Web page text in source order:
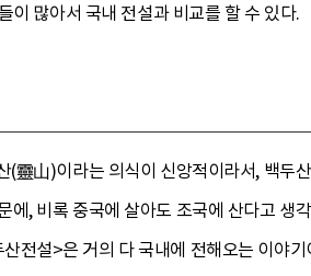
이 많아서 국내 전설과 비교를 할 수 있다.
(靈山)이라는 의식이 신앙적이라서, 백두
, 비록 중국에 살아도 조국에 산다고 생
전설>은 거의 다 국내에 전해오는 이야기